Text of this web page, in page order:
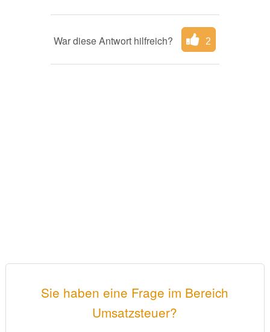
War diese Antwort hilfreich? 2
Sie haben eine Frage im Bereich
Umsatzsteuer?